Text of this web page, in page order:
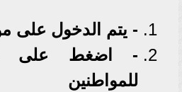
- يتم الدخول على
- اضغط على
للمواطنين